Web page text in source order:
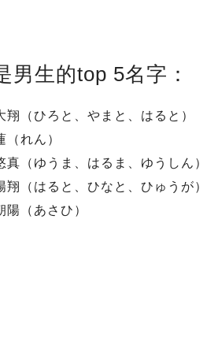
男生的top 5名字：
翔（ひろと、やまと、はると）
（れん）
真（ゆうま、はるま、ゆうしん）
翔（はると、ひなと、ひゅうが）
陽（あさひ）